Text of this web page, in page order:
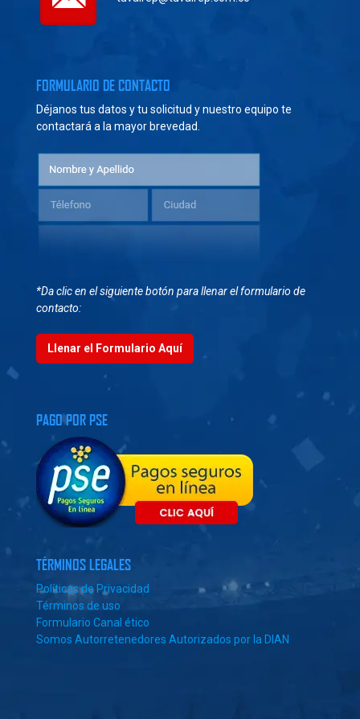
FORMULARIO DE CONTACTO
Déjanos tus datos y tu solicitud y nuestro equipo te
contactará a la mayor brevedad.
*Da clic en el siguiente botón para llenar el formulario de
contacto:
Llenar el Formulario Aquí
PAGO POR PSE
TÉRMINOS LEGALES
Políticas de Privacidad
Términos de uso
Formulario Canal ético
Somos Autorretenedores Autorizados por la DIAN